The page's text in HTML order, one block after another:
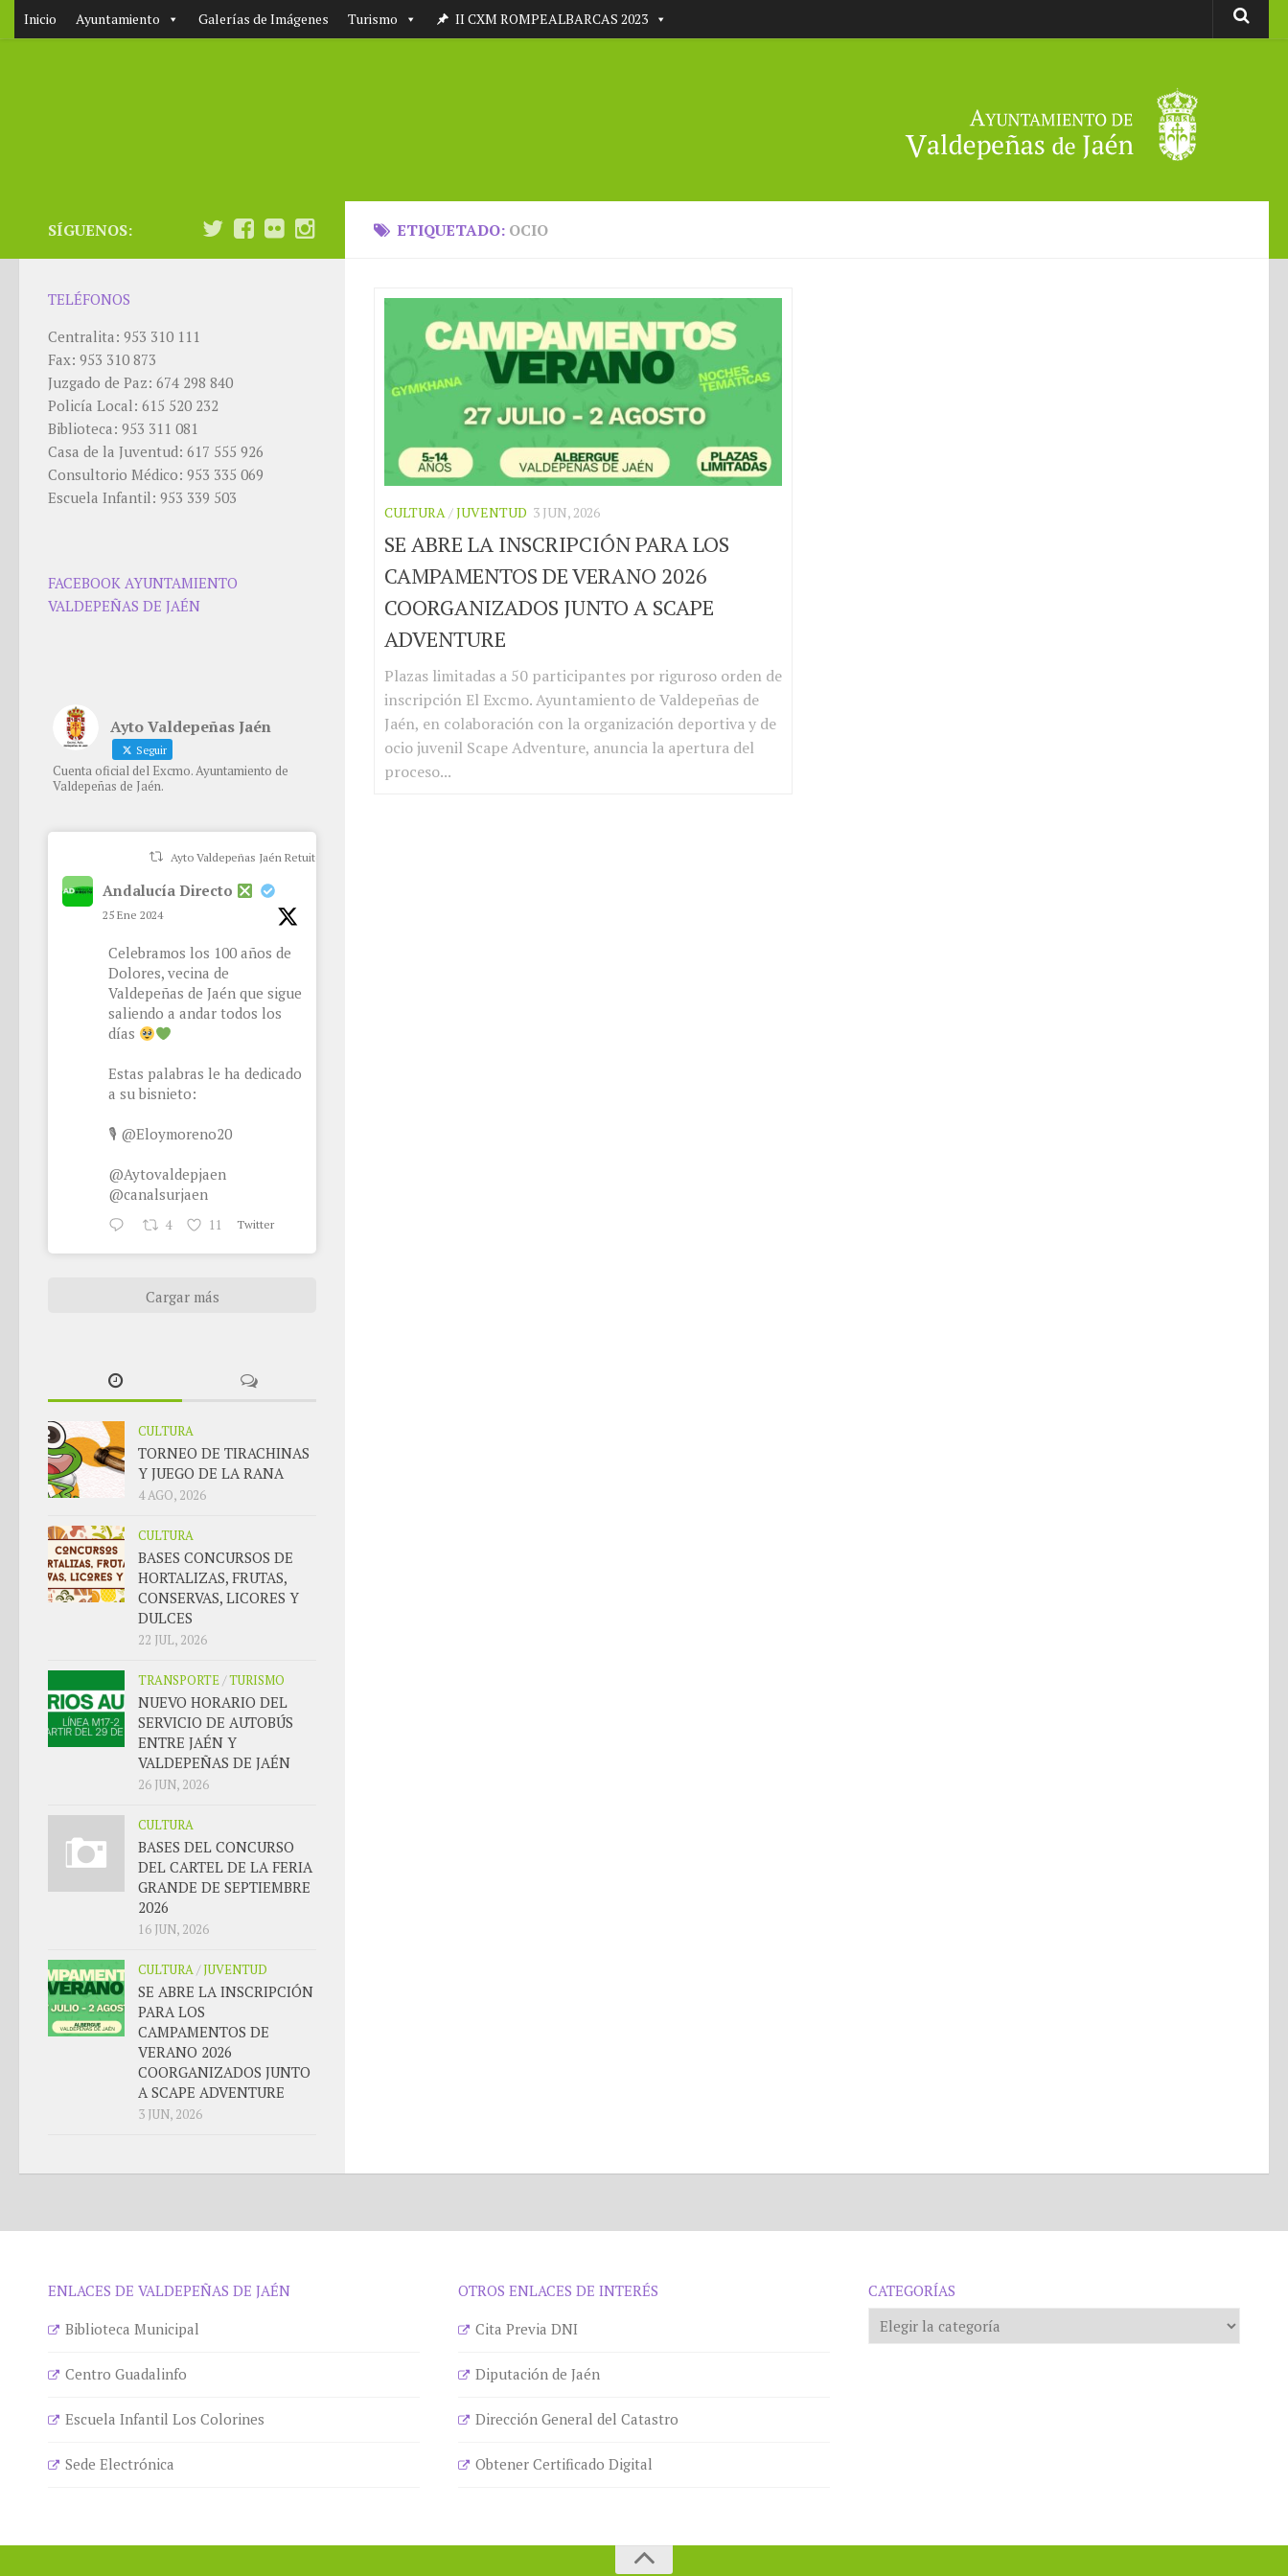
Inicio Ayuntamiento Galerías de Imágenes Turismo II CXM ROMPEALBARCAS 2023
ETIQUETADO: OCIO
CULTURA /JUVENTUD 3 JUN, 2026
SE ABRE LA INSCRIPCIÓN PARA LOS
CAMPAMENTOS DE VERANO 2026
COORGANIZADOS JUNTO A SCAPE
ADVENTURE
Plazas limitadas a 50 participantes por riguroso orden de
inscripción El Excmo. Ayuntamiento de Valdepeñas de
Jaén, en colaboración con la organización deportiva y de
ocio juvenil Scape Adventure, anuncia la apertura del
proceso...
SÍGUENOS:
TELÉFONOS
Centralita: 953 310 111
Fax: 953 310 873
Juzgado de Paz: 674 298 840
Policía Local: 615 520 232
Biblioteca: 953 311 081
Casa de la Juventud: 617 555 926
Consultorio Médico: 953 335 069
Escuela Infantil: 953 339 503
FACEBOOK AYUNTAMIENTO
VALDEPEÑAS DE JAÉN
Ayto Valdepeñas Jaén
Seguir
Cuenta oficial del Excmo. Ayuntamiento de
Valdepeñas de Jaén.
Ayto Valdepeñas Jaén Retuiteado
Andalucía Directo
25 Ene 2024
Celebramos los 100 años de
Dolores, vecina de
Valdepeñas de Jaén que sigue
saliendo a andar todos los
días
Estas palabras le ha dedicado
a su bisnieto:
🎙 @Eloymoreno20
@Aytovaldepjaen
@canalsurjaen
4 11 Twitter
Cargar más
CULTURA
TORNEO DE TIRACHINAS
Y JUEGO DE LA RANA
4 AGO, 2026
CULTURA
BASES CONCURSOS DE
HORTALIZAS, FRUTAS,
CONSERVAS, LICORES Y
DULCES
22 JUL, 2026
TRANSPORTE/TURISMO
NUEVO HORARIO DEL
SERVICIO DE AUTOBÚS
ENTRE JAÉN Y
VALDEPEÑAS DE JAÉN
26 JUN, 2026
CULTURA
BASES DEL CONCURSO
DEL CARTEL DE LA FERIA
GRANDE DE SEPTIEMBRE
2026
16 JUN, 2026
CULTURA/JUVENTUD
SE ABRE LA INSCRIPCIÓN
PARA LOS
CAMPAMENTOS DE
VERANO 2026
COORGANIZADOS JUNTO
A SCAPE ADVENTURE
3 JUN, 2026
ENLACES DE VALDEPEÑAS DE JAÉN
Biblioteca Municipal
Centro Guadalinfo
Escuela Infantil Los Colorines
Sede Electrónica
OTROS ENLACES DE INTERÉS
Cita Previa DNI
Diputación de Jaén
Dirección General del Catastro
Obtener Certificado Digital
CATEGORÍAS
Categorías